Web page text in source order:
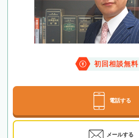
初回相談無料
電話する
メールする